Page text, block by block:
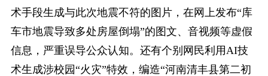
术手段生成与此次地震不符的图片，在网上发布“库
车市地震导致多处房屋倒塌”的图文、音视频等虚假
信息，严重误导公众认知。还有个别网民利用AI技
术生成涉校园“火灾”特效，编造“河南清丰县第二初